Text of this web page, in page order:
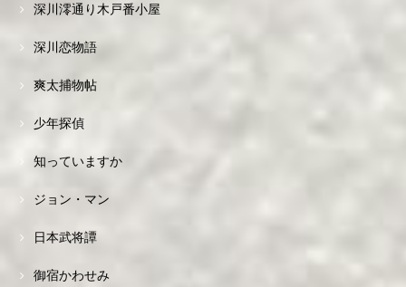
深川澪通り木戸番小屋
深川恋物語
爽太捕物帖
少年探偵
知っていますか
ジョン・マン
日本武将譚
御宿かわせみ